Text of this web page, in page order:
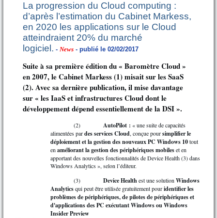
La progression du Cloud computing :
d’après l’estimation du Cabinet Markess,
en 2020 les applications sur le Cloud
atteindraient 20% du marché
logiciel. - News - publié le 02/02/2017
Suite à sa première édition du « Baromètre Cloud »
en 2007, le Cabinet Markess (1) misait sur les SaaS
(2). Avec sa dernière publication, il mise davantage
sur « les IaaS et infrastructures Cloud dont le
développement dépend essentiellement de la DSI ».
(2) AutoPilot : « une suite de capacités
alimentées pardes services Cloud, conçue poursimplifier le
déploiement et la gestion des nouveaux PC Windows 10tout
en améliorant la gestion des périphériques mobileset en
apportant des nouvelles fonctionnalités de Device Health (3) dans
Windows Analytics », selon l’éditeur.
(3) Device Healthest une solution Windows
Analyticsqui peut être utilisée gratuitement pouridentifier les
problèmes de périphériques, de pilotes de périphériques et
d'applications des PC exécutant Windows ou Windows
Insider Preview